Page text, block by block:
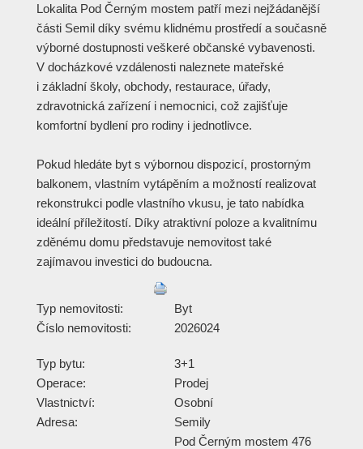
Lokalita Pod Černým mostem patří mezi nejžádanější
části Semil díky svému klidnému prostředí a současně
výborné dostupnosti veškeré občanské vybavenosti.
V docházkové vzdálenosti naleznete mateřské
i základní školy, obchody, restaurace, úřady,
zdravotnická zařízení i nemocnici, což zajišťuje
komfortní bydlení pro rodiny i jednotlivce.
Pokud hledáte byt s výbornou dispozicí, prostorným
balkonem, vlastním vytápěním a možností realizovat
rekonstrukci podle vlastního vkusu, je tato nabídka
ideální příležitostí. Díky atraktivní poloze a kvalitnímu
zděnému domu představuje nemovitost také
zajímavou investici do budoucna.
Typ nemovitosti:
Byt
Číslo nemovitosti:
2026024
Typ bytu:
3+1
Operace:
Prodej
Vlastnictví:
Osobní
Adresa:
Semily
Pod Černým mostem 476